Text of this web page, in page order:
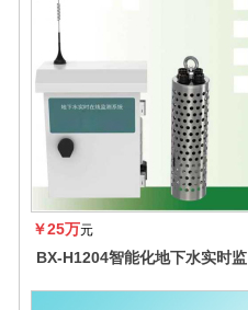
￥25万元
BX-H1204智能化地下水实时监